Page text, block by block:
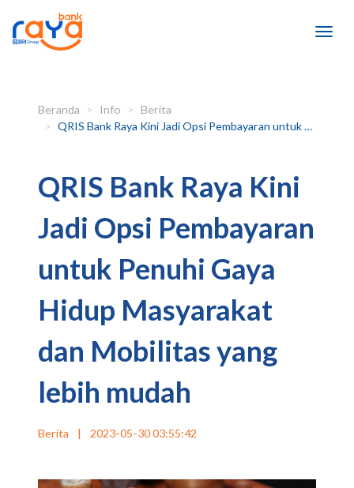
Beranda Info
Berita
QRIS Bank Raya Kini Jadi Opsi Pembayaran untuk Penuhi Gaya Hidup Masyarakat dan Mobilitas yang lebih mudah
QRIS Bank Raya Kini
Jadi Opsi Pembayaran
untuk Penuhi Gaya
Hidup Masyarakat
dan Mobilitas yang
lebih mudah
Berita | 2023-05-30 03:55:42